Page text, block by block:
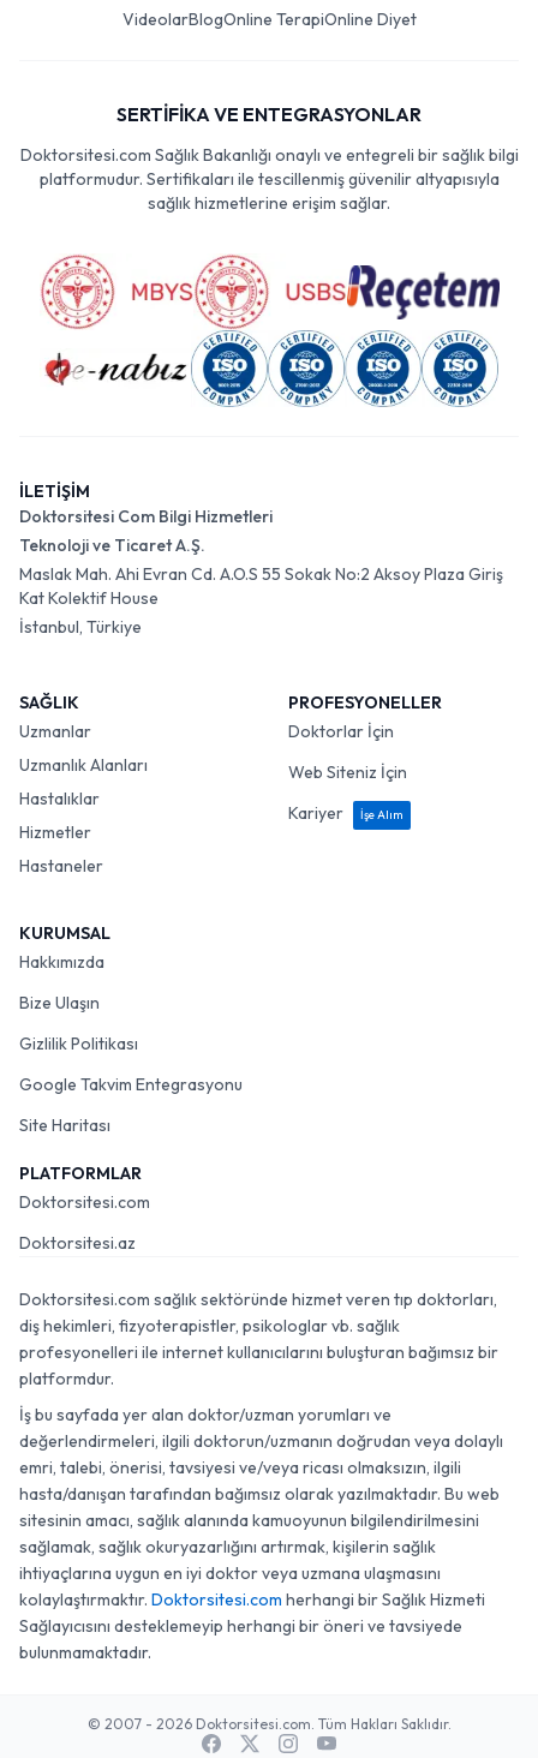
VideolarBlogOnline TerapiOnline Diyet
SERTİFİKA VE ENTEGRASYONLAR
Doktorsitesi.com Sağlık Bakanlığı onaylı ve entegreli bir sağlık bilgi
platformudur. Sertifikaları ile tescillenmiş güvenilir altyapısıyla
sağlık hizmetlerine erişim sağlar.
İLETİŞİM
Doktorsitesi Com Bilgi Hizmetleri
Teknoloji ve Ticaret A.Ş.
Maslak Mah. Ahi Evran Cd. A.O.S 55 Sokak No:2 Aksoy Plaza Giriş
Kat Kolektif House
İstanbul, Türkiye
SAĞLIK
Uzmanlar
Uzmanlık Alanları
Hastalıklar
Hizmetler
Hastaneler
PROFESYONELLER
Doktorlar İçin
Web Siteniz İçin
Kariyer
İşe Alım
KURUMSAL
Hakkımızda
Bize Ulaşın
Gizlilik Politikası
Google Takvim Entegrasyonu
Site Haritası
PLATFORMLAR
Doktorsitesi.com
Doktorsitesi.az
Doktorsitesi.com sağlık sektöründe hizmet veren tıp doktorları,
diş hekimleri, fizyoterapistler, psikologlar vb. sağlık
profesyonelleri ile internet kullanıcılarını buluşturan bağımsız bir
platformdur.
İş bu sayfada yer alan doktor/uzman yorumları ve
değerlendirmeleri, ilgili doktorun/uzmanın doğrudan veya dolaylı
emri, talebi, önerisi, tavsiyesi ve/veya ricası olmaksızın, ilgili
hasta/danışan tarafından bağımsız olarak yazılmaktadır. Bu web
sitesinin amacı, sağlık alanında kamuoyunun bilgilendirilmesini
sağlamak, sağlık okuryazarlığını artırmak, kişilerin sağlık
ihtiyaçlarına uygun en iyi doktor veya uzmana ulaşmasını
kolaylaştırmaktır. Doktorsitesi.com herhangi bir Sağlık Hizmeti
Sağlayıcısını desteklemeyip herhangi bir öneri ve tavsiyede
bulunmamaktadır.
© 2007 - 2026 Doktorsitesi.com. Tüm Hakları Saklıdır.